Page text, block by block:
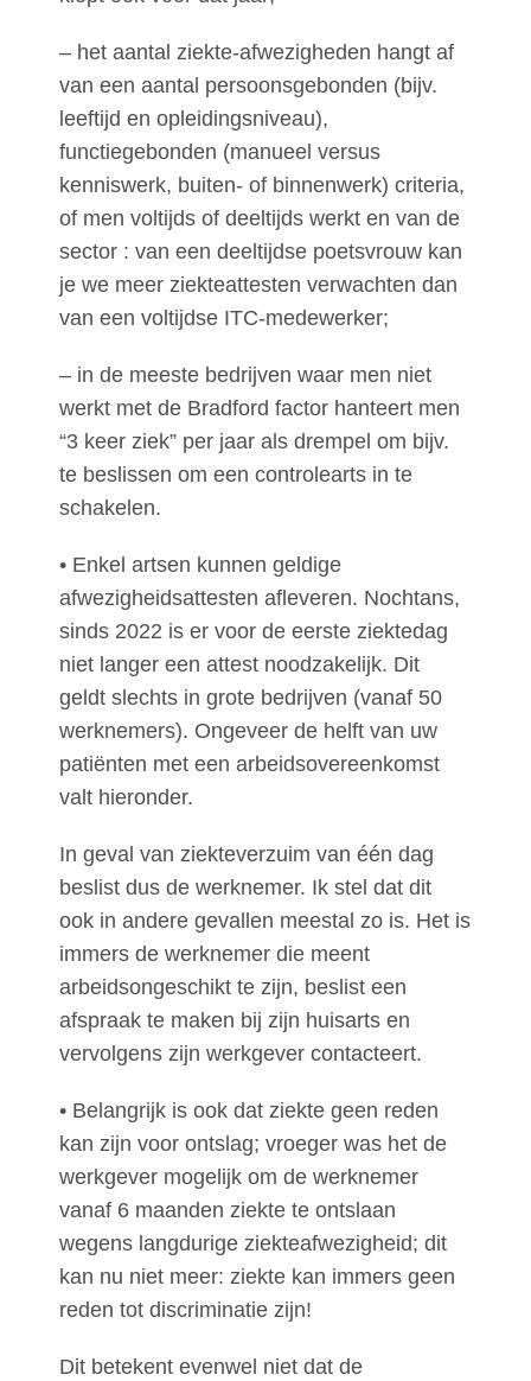
– het aantal ziekte-afwezigheden hangt af
van een aantal persoonsgebonden (bijv.
leeftijd en opleidingsniveau),
functiegebonden (manueel versus
kenniswerk, buiten- of binnenwerk) criteria,
of men voltijds of deeltijds werkt en van de
sector : van een deeltijdse poetsvrouw kan
je we meer ziekteattesten verwachten dan
van een voltijdse ITC-medewerker;
– in de meeste bedrijven waar men niet
werkt met de Bradford factor hanteert men
“3 keer ziek” per jaar als drempel om bijv.
te beslissen om een controlearts in te
schakelen.
• Enkel artsen kunnen geldige
afwezigheidsattesten afleveren. Nochtans,
sinds 2022 is er voor de eerste ziektedag
niet langer een attest noodzakelijk. Dit
geldt slechts in grote bedrijven (vanaf 50
werknemers). Ongeveer de helft van uw
patiënten met een arbeidsovereenkomst
valt hieronder.
In geval van ziekteverzuim van één dag
beslist dus de werknemer. Ik stel dat dit
ook in andere gevallen meestal zo is. Het is
immers de werknemer die meent
arbeidsongeschikt te zijn, beslist een
afspraak te maken bij zijn huisarts en
vervolgens zijn werkgever contacteert.
• Belangrijk is ook dat ziekte geen reden
kan zijn voor ontslag; vroeger was het de
werkgever mogelijk om de werknemer
vanaf 6 maanden ziekte te ontslaan
wegens langdurige ziekteafwezigheid; dit
kan nu niet meer: ziekte kan immers geen
reden tot discriminatie zijn!
Dit betekent evenwel niet dat de